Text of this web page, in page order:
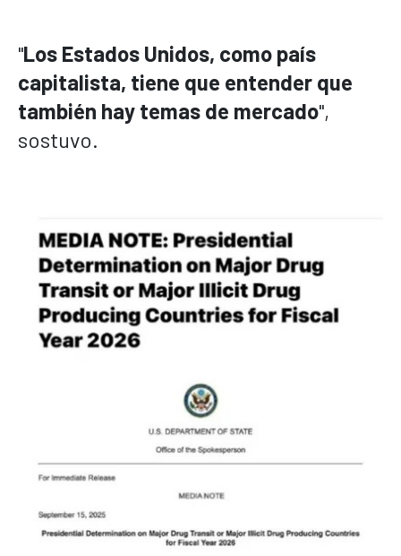
"Los Estados Unidos, como país
capitalista, tiene que entender que
también hay temas de mercado",
sostuvo.